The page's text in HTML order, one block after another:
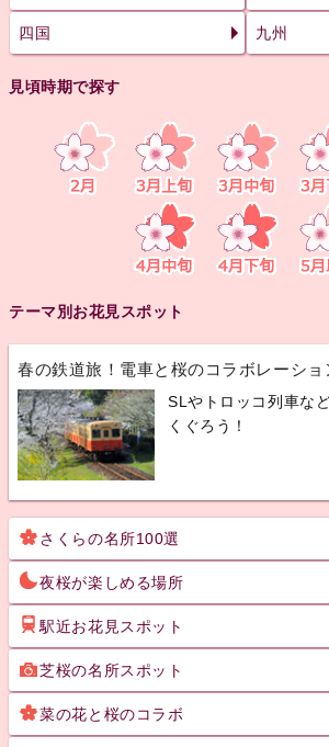
四国 九州
見頃時期で探す
テーマ別お花見スポット
春の鉄道旅！電車と桜のコラボレーショ
SLやトロッコ列車な
くぐろう！
さくらの名所100選
夜桜が楽しめる場所
駅近お花見スポット
芝桜の名所スポット
菜の花と桜のコラボ